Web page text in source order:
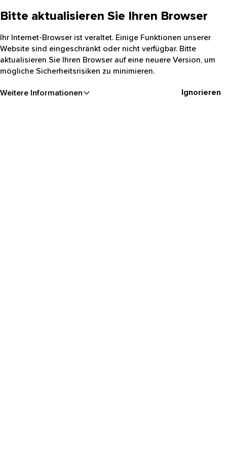
Bitte aktualisieren Sie Ihren Browser
Ihr Internet-Browser ist veraltet. Einige Funktionen unserer
Website sind eingeschränkt oder nicht verfügbar. Bitte
aktualisieren Sie Ihren Browser auf eine neuere Version, um
mögliche Sicherheitsrisiken zu minimieren.
Weitere Informationen Ignorieren